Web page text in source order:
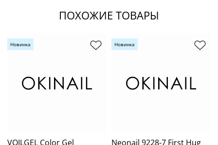
ПОХОЖИЕ ТОВАРЫ
Новинка
VOILGEL Color Gel
Новинка
Neonail 9228-7 First Hug